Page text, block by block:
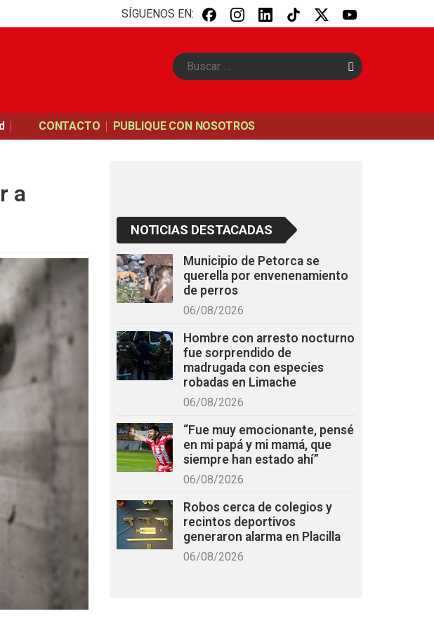
SÍGUENOS EN:
B
u
CONTACTO PUBLIQUE CON NOSOTROS
a
NOTICIAS DESTACADAS
Municipio de Petorca se
querella por envenenamiento
de perros
06/08/2026
Hombre con arresto nocturno
fue sorprendido de
madrugada con especies
robadas en Limache
06/08/2026
“Fue muy emocionante, pensé
en mi papá y mi mamá, que
siempre han estado ahí”
06/08/2026
Robos cerca de colegios y
recintos deportivos
generaron alarma en Placilla
06/08/2026